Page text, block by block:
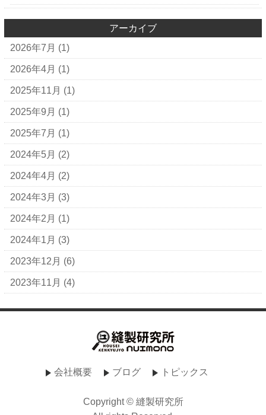
アーカイブ
2026年7月 (1)
2026年4月 (1)
2025年11月 (1)
2025年9月 (1)
2025年7月 (1)
2024年5月 (2)
2024年4月 (2)
2024年3月 (3)
2024年2月 (1)
2024年1月 (3)
2023年12月 (6)
2023年11月 (4)
会社概要 ブログ トピックス
Copyright © 縫製研究所